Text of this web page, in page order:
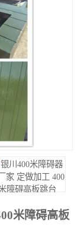
米障碍高板